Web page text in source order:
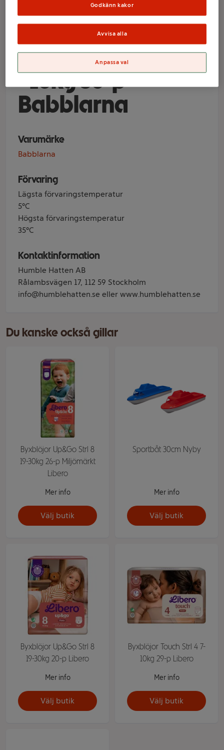
Byxblöjor XL
+16kg 36-p
Babblarna
Varumärke
Babblarna
Förvaring
Lägsta förvaringstemperatur
5°C
Högsta förvaringstemperatur
35°C
Kontaktinformation
Humble Hatten AB
Rålambsvägen 17, 112 59 Stockholm
info@humblehatten.se eller www.humblehatten.se
Sortimentet kan variera mellan butikerna
Du kanske också gillar
Byxblöjor Up&Go Strl 8
19-30kg 26-p Miljömärkt
Libero
Mer info
Välj butik
Sportbåt 30cm Nyby
Mer info
Välj butik
Byxblöjor Up&Go Strl 8
19-30kg 20-p Libero
Mer info
Välj butik
Byxblöjor Touch Strl 4 7-
10kg 29-p Libero
Mer info
Välj butik
Godkänn kakor
Avvisa alla
Anpassa val